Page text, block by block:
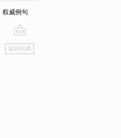
权威例句
go
top
返回词典